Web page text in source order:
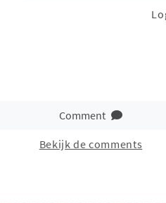
Comment
Bekijk de comments